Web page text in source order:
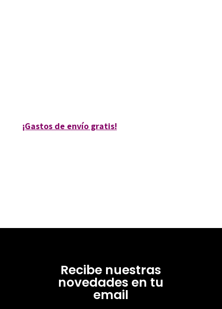
¡Gastos de envío gratis!
Recibe nuestras
novedades en tu
email